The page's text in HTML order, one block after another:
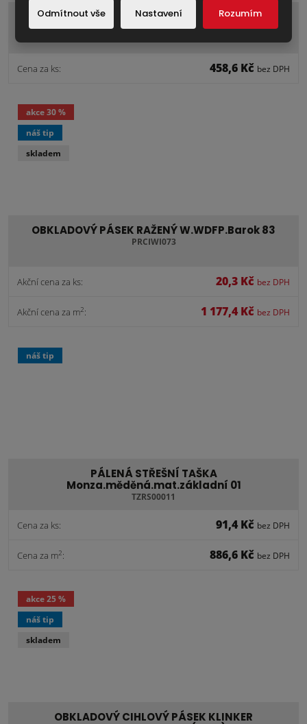
VK.01 malta zdící bílošedá/30 kg
MZQM00004
Cena za ks: 458,6 Kč bez DPH
OBKLADOVÝ PÁSEK RAŽENÝ W.WDFP.Barok 83
PRCIWI073
Akční cena za ks: 20,3 Kč bez DPH
Akční cena za m2: 1 177,4 Kč bez DPH
akce30 %
náš tip
skladem
PÁLENÁ STŘEŠNÍ TAŠKA
Monza.měděná.mat.základní 01
TZRS00011
Cena za ks: 91,4 Kč bez DPH
Cena za m2: 886,6 Kč bez DPH
náš tip
OBKLADOVÝ CIHLOVÝ PÁSEK KLINKER
akce25 %
náš tip
skladem
Odmítnout vše Nastavení Rozumím